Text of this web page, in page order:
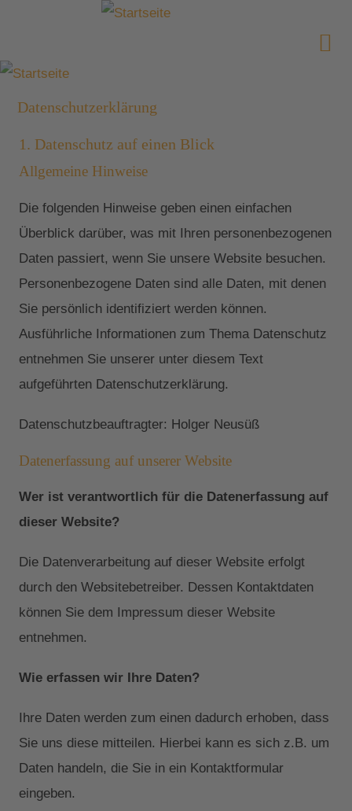
Datenschutzerklärung
1. Datenschutz auf einen Blick
Allgemeine Hinweise
Die folgenden Hinweise geben einen einfachen
Überblick darüber, was mit Ihren personenbezogenen
Daten passiert, wenn Sie unsere Website besuchen.
Personenbezogene Daten sind alle Daten, mit denen
Sie persönlich identifiziert werden können.
Ausführliche Informationen zum Thema Datenschutz
entnehmen Sie unserer unter diesem Text
aufgeführten Datenschutzerklärung.
Datenschutzbeauftragter: Holger Neusüß
Datenerfassung auf unserer Website
Wer ist verantwortlich für die Datenerfassung auf
dieser Website?
Die Datenverarbeitung auf dieser Website erfolgt
durch den Websitebetreiber. Dessen Kontaktdaten
können Sie dem Impressum dieser Website
entnehmen.
Wie erfassen wir Ihre Daten?
Ihre Daten werden zum einen dadurch erhoben, dass
Sie uns diese mitteilen. Hierbei kann es sich z.B. um
Daten handeln, die Sie in ein Kontaktformular
eingeben.